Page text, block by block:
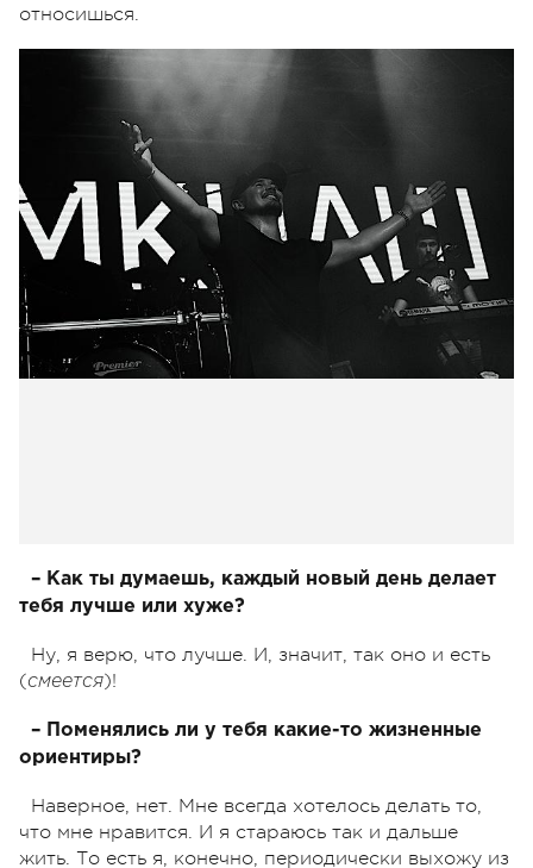
относишься.
– Как ты думаешь, каждый новый день делает
тебя лучше или хуже?
Ну, я верю, что лучше. И, значит, так оно и есть
(смеется)!
– Поменялись ли у тебя какие-то жизненные
ориентиры?
Наверное, нет. Мне всегда хотелось делать то,
что мне нравится. И я стараюсь так и дальше
жить. То есть я, конечно, периодически выхожу из